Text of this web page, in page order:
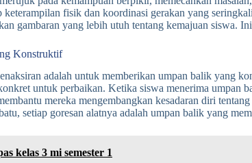
fisik dan koordinasi gerakan yang
gambaran yang lebih utuh tentang kemajuan siswa.
Konstruktif
adalah untuk memberikan umpan balik yang
untuk perbaikan. Ketika siswa menerima umpan
mereka mengembangkan kesadaran diri
setiap goresan alatnya adalah umpan balik yang
kelas 3 mi semester 1